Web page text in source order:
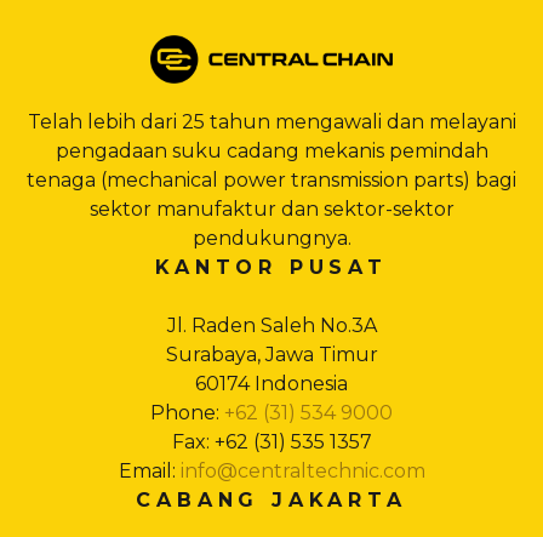
Telah lebih dari 25 tahun mengawali dan melayani
pengadaan suku cadang mekanis pemindah
tenaga (mechanical power transmission parts) bagi
sektor manufaktur dan sektor-sektor
pendukungnya.
KANTOR PUSAT
Jl. Raden Saleh No.3A
Surabaya, Jawa Timur
60174 Indonesia
Phone: +62 (31) 534 9000
Fax: +62 (31) 535 1357
Email: info@centraltechnic.com
CABANG JAKARTA